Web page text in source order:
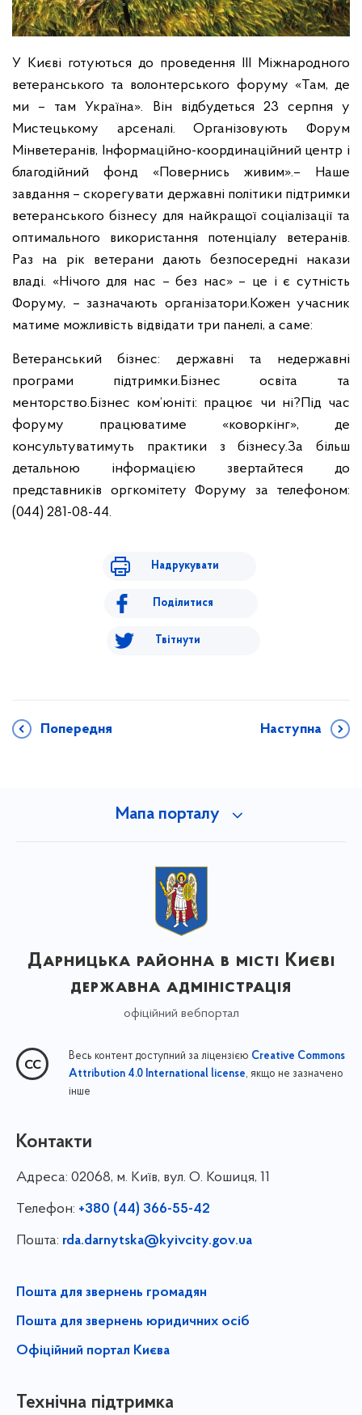
У Києві готуються до проведення III Міжнародного
ветеранського та волонтерського форуму «Там, де
ми – там Україна». Він відбудеться 23 серпня у
Мистецькому арсеналі. Організовують Форум
Мінветеранів, Інформаційно-координаційний центр і
благодійний фонд «Повернись живим».– Наше
завдання – скорегувати державні політики підтримки
ветеранського бізнесу для найкращої соціалізації та
оптимального використання потенціалу ветеранів.
Раз на рік ветерани дають безпосередні накази
владі. «Нічого для нас – без нас» – це і є сутність
Форуму, – зазначають організатори.Кожен учасник
матиме можливість відвідати три панелі, а саме:
Ветеранський бізнес: державні та недержавні
програми підтримки. Бізнес освіта та
менторство. Бізнес ком’юніті: працює чи ні? Під час
форуму працюватиме «коворкінг», де
консультуватимуть практики з бізнесу.За більш
детальною інформацією звертайтеся до
представників оргкомітету Форуму за телефоном:
(044) 281-08-44.
Надрукувати
Поділитися
Твітнути
Попередня Наступна
Мапа порталу
Дарницька районна в місті Києві
державна адміністрація
офіційний вебпортал
Весь контент доступний за ліцензією Creative Commons
Attribution 4.0 International license, якщо не зазначено
інше
Контакти
Адреса: 02068, м. Київ, вул. О. Кошиця, 11
Телефон: +380 (44) 366-55-42
Пошта: rda.darnytska@kyivcity.gov.ua
Пошта для звернень громадян
Пошта для звернень юридичних осіб
Офіційний портал Києва
Технічна підтримка